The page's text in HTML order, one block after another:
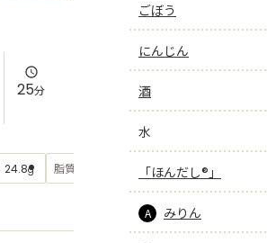
25分
24.8g 脂質 もっと見る
ごぼう
にんじん
酒
水
「ほんだし®」
A みりん